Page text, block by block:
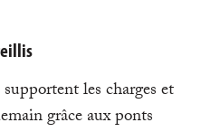
les charges et
grâce aux ponts